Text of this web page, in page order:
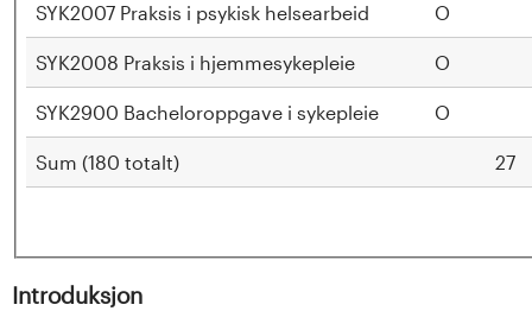
SYK2007 Praksis i psykisk helsearbeid O
SYK2008 Praksis i hjemmesykepleie O
SYK2900 Bacheloroppgave i sykepleie O
Sum (180 totalt) 27
Introduksjon